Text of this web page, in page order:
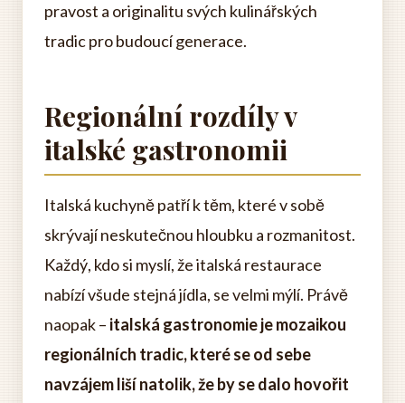
pravost a originalitu svých kulinářských
tradic pro budoucí generace.
Regionální rozdíly v
italské gastronomii
Italská kuchyně patří k těm, které v sobě
skrývají neskutečnou hloubku a rozmanitost.
Každý, kdo si myslí, že italská restaurace
nabízí všude stejná jídla, se velmi mýlí. Právě
naopak – italská gastronomie je mozaikou
regionálních tradic, které se od sebe
navzájem liší natolik, že by se dalo hovořit